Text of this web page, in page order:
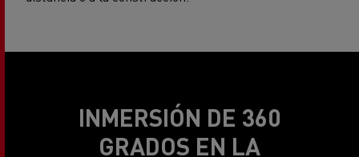
GRADOS EN LA
LÍNEA DE MONTAJE